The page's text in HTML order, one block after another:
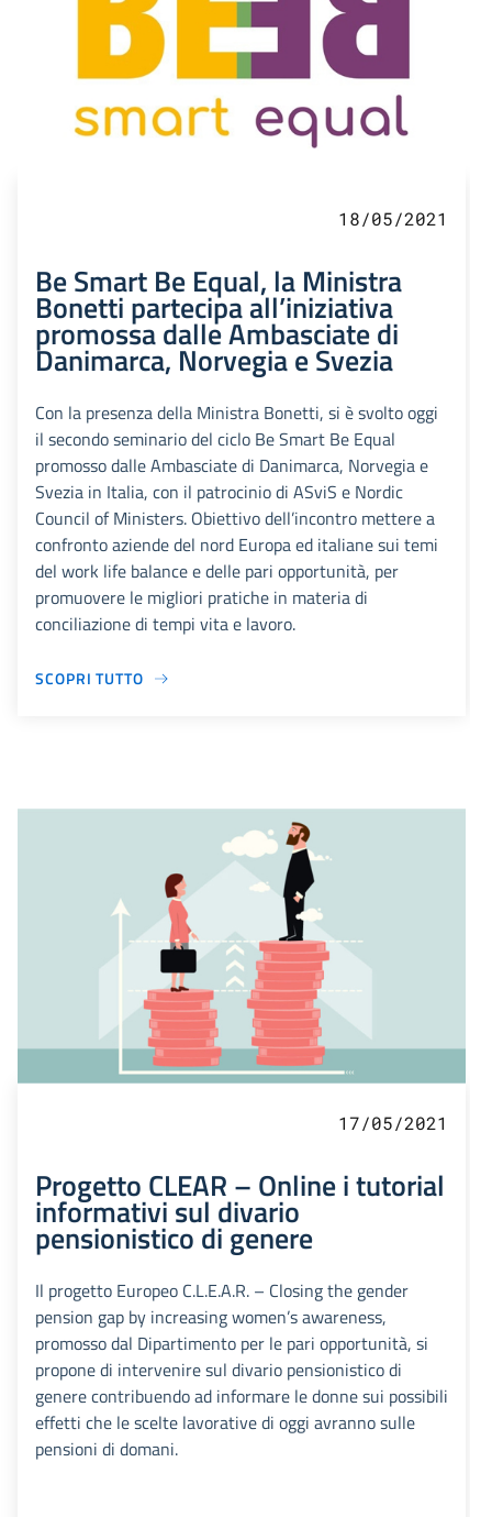
18/05/2021
Be Smart Be Equal, la Ministra
Bonetti partecipa all’iniziativa
promossa dalle Ambasciate di
Danimarca, Norvegia e Svezia
Con la presenza della Ministra Bonetti, si è svolto oggi
il secondo seminario del ciclo Be Smart Be Equal
promosso dalle Ambasciate di Danimarca, Norvegia e
Svezia in Italia, con il patrocinio di ASviS e Nordic
Council of Ministers. Obiettivo dell’incontro mettere a
confronto aziende del nord Europa ed italiane sui temi
del work life balance e delle pari opportunità, per
promuovere le migliori pratiche in materia di
conciliazione di tempi vita e lavoro.
SCOPRI TUTTO
17/05/2021
Progetto CLEAR – Online i tutorial
informativi sul divario
pensionistico di genere
Il progetto Europeo C.L.E.A.R. – Closing the gender
pension gap by increasing women’s awareness,
promosso dal Dipartimento per le pari opportunità, si
propone di intervenire sul divario pensionistico di
genere contribuendo ad informare le donne sui possibili
effetti che le scelte lavorative di oggi avranno sulle
pensioni di domani.